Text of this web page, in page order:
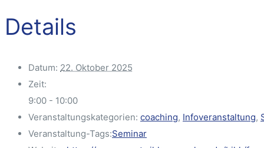
Details
Datum: 22. Oktober 2025
Zeit:
9:00 - 10:00
Veranstaltungskategorien: coaching, Infoveranstaltung,
Veranstaltung-Tags:Seminar